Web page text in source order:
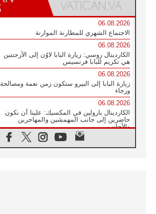
06.08.2026
الاجتماع الشهري للمطارنة الموارنة
06.08.2026
الكاردينال روسي: زيارة البابا لاوُن إلى الأرجنتين
هي تكريم للبابا فرنسيس
06.08.2026
زيارة البابا إلى البيرو ستكون زمن نعمة ومصالحة
ورجاء
06.08.2026
الكاردينال بارولين في المكسيك: علينا أن نكون
حاضرين إلى جانب المهمشين والمهاجرين
والأجانب
البابا لاوُن الرابع عشر للشباب في أسيزي: